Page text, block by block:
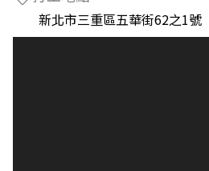
新北市三重區五華街62之1號